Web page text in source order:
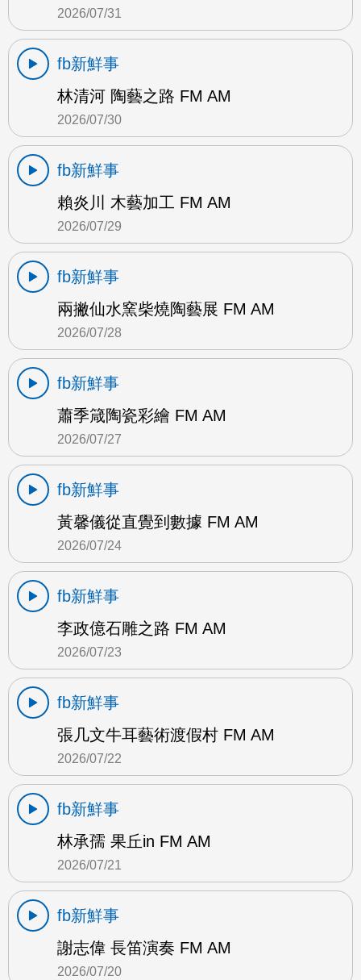
2026/07/31
fb新鮮事
林清河 陶藝之路 FM AM
2026/07/30
fb新鮮事
賴炎川 木藝加工 FM AM
2026/07/29
fb新鮮事
兩撇仙水窯柴燒陶藝展 FM AM
2026/07/28
fb新鮮事
蕭季箴陶瓷彩繪 FM AM
2026/07/27
fb新鮮事
黃馨儀從直覺到數據 FM AM
2026/07/24
fb新鮮事
李政億石雕之路 FM AM
2026/07/23
fb新鮮事
張几文牛耳藝術渡假村 FM AM
2026/07/22
fb新鮮事
林承孺 果丘in FM AM
2026/07/21
fb新鮮事
謝志偉 長笛演奏 FM AM
2026/07/20